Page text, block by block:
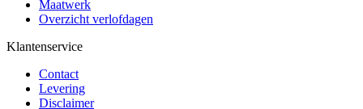
Maatwerk
Overzicht verlofdagen
Klantenservice
Contact
Levering
Disclaimer